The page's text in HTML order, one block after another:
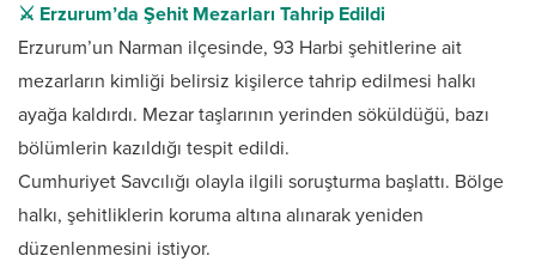
⚔️ Erzurum’da Şehit Mezarları Tahrip Edildi
Erzurum’un Narman ilçesinde, 93 Harbi şehitlerine ait
mezarların kimliği belirsiz kişilerce tahrip edilmesi halkı
ayağa kaldırdı. Mezar taşlarının yerinden söküldüğü, bazı
bölümlerin kazıldığı tespit edildi.
Cumhuriyet Savcılığı olayla ilgili soruşturma başlattı. Bölge
halkı, şehitliklerin koruma altına alınarak yeniden
düzenlenmesini istiyor.